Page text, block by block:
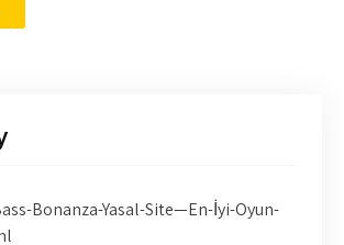
Bonanza-Yasal-Site—En-İyi-Oyun-